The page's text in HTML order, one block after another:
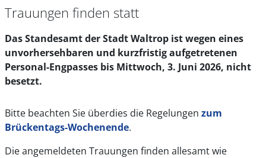
Trauungen finden statt
Das Standesamt der Stadt Waltrop ist wegen eines
unvorhersehbaren und kurzfristig aufgetretenen
Personal-Engpasses bis Mittwoch, 3. Juni 2026, nicht
besetzt.
Bitte beachten Sie überdies die Regelungen zum
Brückentags-Wochenende.
Die angemeldeten Trauungen finden allesamt wie